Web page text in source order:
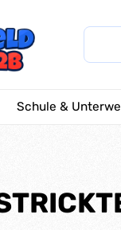
Schule &